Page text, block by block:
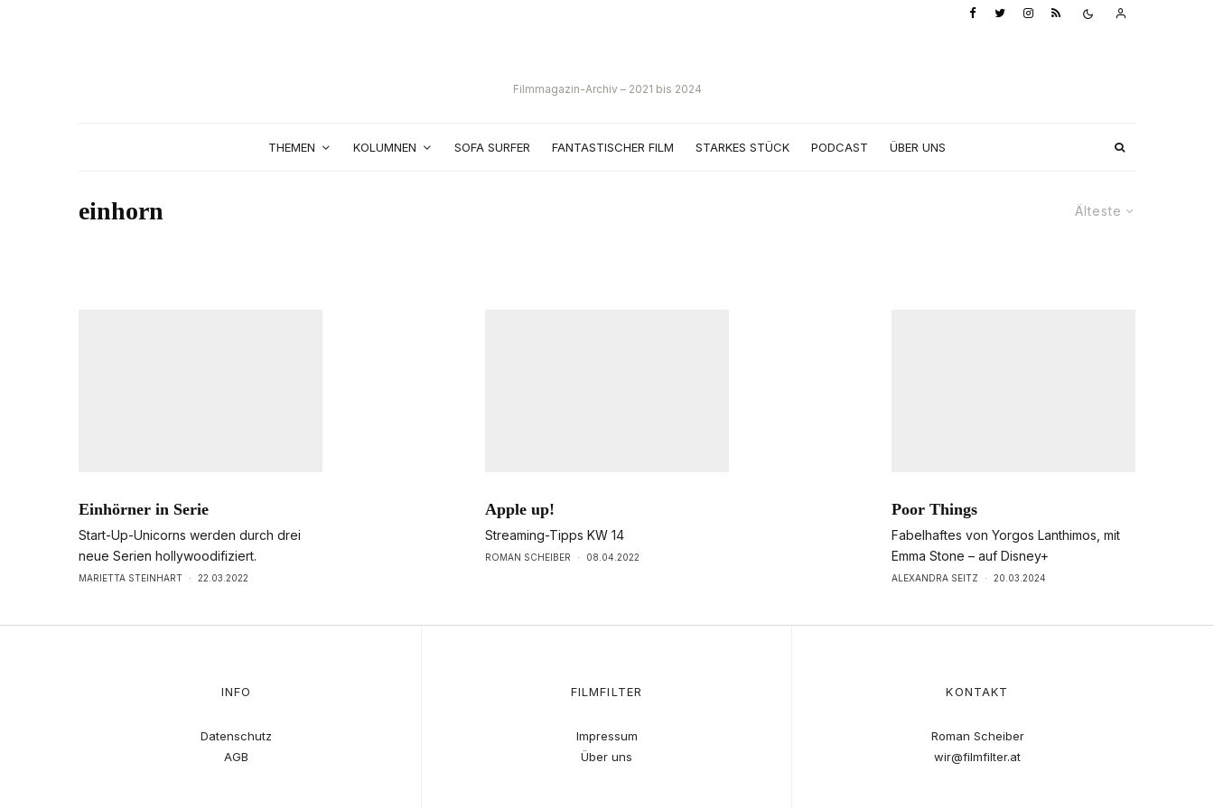
Filmmagazin-Archiv – 2021 bis 2024
THEMEN KOLUMNEN SOFA SURFER FANTASTISCHER FILM STARKES STÜCK PODCAST ÜBER UNS
Älteste
einhorn
Einhörner in Serie
Start-Up-Unicorns werden durch drei
neue Serien hollywoodifiziert.
MARIETTA STEINHART · 22.03.2022
Apple up!
Streaming-Tipps KW 14
ROMAN SCHEIBER · 08.04.2022
Poor Things
Fabelhaftes von Yorgos Lanthimos, mit
Emma Stone – auf Disney+
ALEXANDRA SEITZ · 20.03.2024
INFO
Datenschutz
AGB
FILMFILTER
Impressum
Über uns
KONTAKT
Roman Scheiber
wir@filmfilter.at